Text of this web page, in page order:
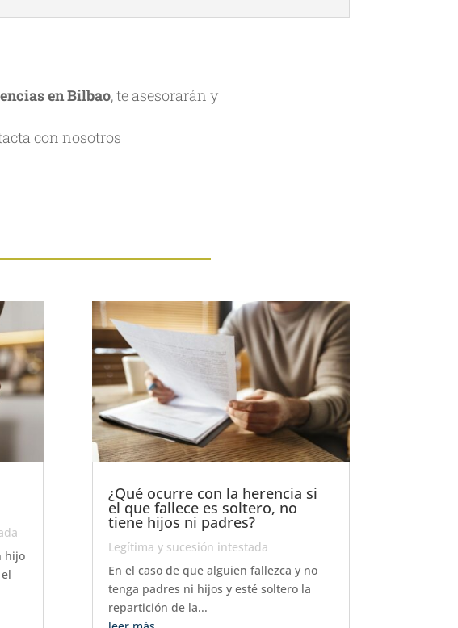
en Bilbao, te asesorarán y
con nosotros
hijo
¿Qué ocurre con la herencia si
el que fallece es soltero, no
tiene hijos ni padres?
Legítima y sucesión intestada
En el caso de que alguien fallezca y no
tenga padres ni hijos y esté soltero la
repartición de la...